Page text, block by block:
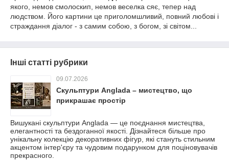
якого, немов смолоскип, немов веселка сяє, тепер над
людством. Його картини це приголомшливий, повний любові і
страждання діалог - з самим собою, з богом, зі світом...
Інші статті рубрики
09.07.2026
Скульптури Anglada – мистецтво, що
прикрашає простір
Вишукані скульптури Anglada — це поєднання мистецтва,
елегантності та бездоганної якості. Дізнайтеся більше про
унікальну колекцію декоративних фігур, які стануть стильним
акцентом інтер'єру та чудовим подарунком для поціновувачів
прекрасного.